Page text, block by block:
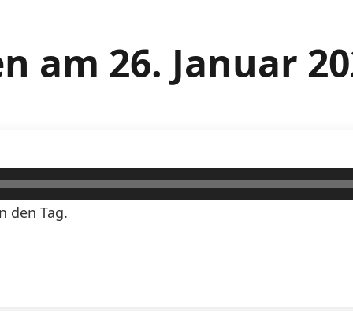
am 26. Januar
den Tag.